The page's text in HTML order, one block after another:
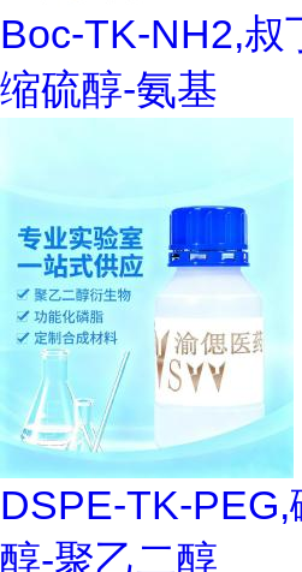
Boc-TK-NH2,叔
缩硫醇-氨基
DSPE-TK-
醇-聚乙二醇